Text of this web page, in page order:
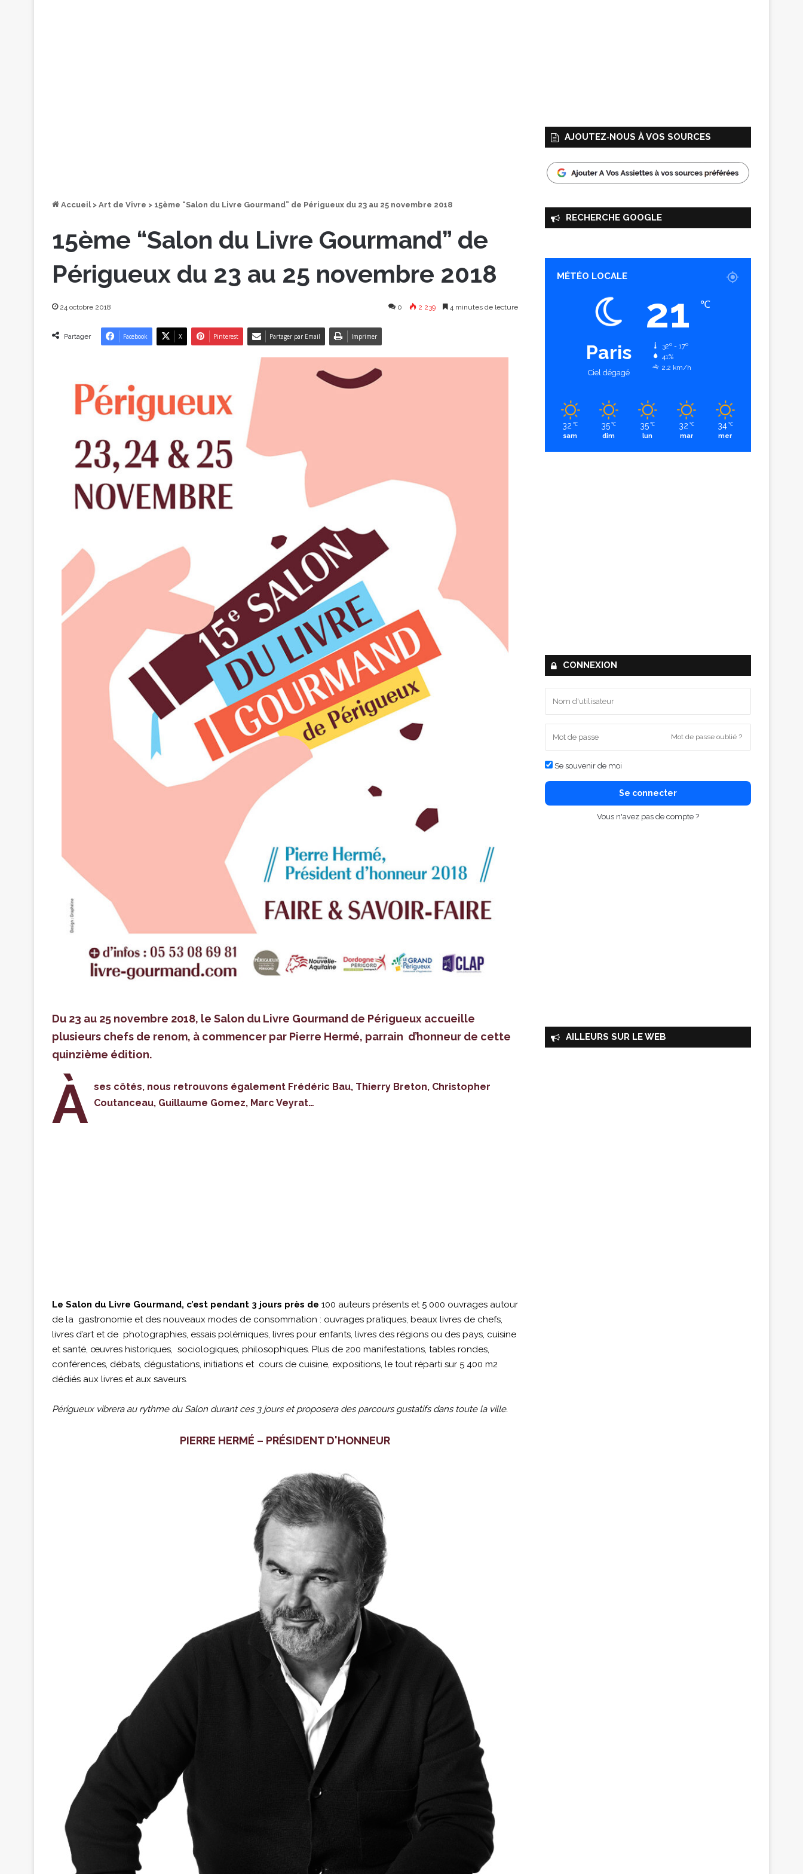
Accueil > Art de Vivre > 15ème “Salon du Livre Gourmand” de Périgueux du 23 au 25 novembre 2018
15ème “Salon du Livre Gourmand” de
Périgueux du 23 au 25 novembre 2018
24 octobre 2018 0 2 239 4 minutes de lecture
Partager Facebook X Pinterest Partager par Email Imprimer
Du 23 au 25 novembre 2018, le Salon du Livre Gourmand de Périgueux accueille
plusieurs chefs de renom, à commencer par Pierre Hermé, parrain d’honneur de cette
quinzième édition.
À ses côtés, nous retrouvons également Frédéric Bau, Thierry Breton, Christopher
Coutanceau, Guillaume Gomez, Marc Veyrat…
Le Salon du Livre Gourmand, c’est pendant 3 jours près de 100 auteurs présents et 5 000 ouvrages autour
de la gastronomie et des nouveaux modes de consommation : ouvrages pratiques, beaux livres de chefs,
livres d’art et de photographies, essais polémiques, livres pour enfants, livres des régions ou des pays, cuisine
et santé, œuvres historiques, sociologiques, philosophiques. Plus de 200 manifestations, tables rondes,
conférences, débats, dégustations, initiations et cours de cuisine, expositions, le tout réparti sur 5 400 m2
dédiés aux livres et aux saveurs.
Périgueux vibrera au rythme du Salon durant ces 3 jours et proposera des parcours gustatifs dans toute la ville.
PIERRE HERMÉ – PRÉSIDENT D'HONNEUR
AJOUTEZ‑NOUS À VOS SOURCES
RECHERCHE GOOGLE
MÉTÉO LOCALE
Paris
Ciel dégagé
21 ℃
32º - 17º
41%
2.2 km/h
32 ℃
sam
35 ℃
dim
35 ℃
lun
32 ℃
mar
34 ℃
mer
CONNEXION
Mot de passe oublié ?
Se souvenir de moi
Se connecter
Vous n'avez pas de compte ?
AILLEURS SUR LE WEB